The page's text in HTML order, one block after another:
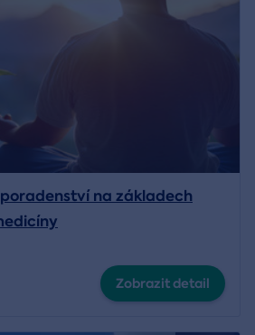
na základech
Zobrazit detail